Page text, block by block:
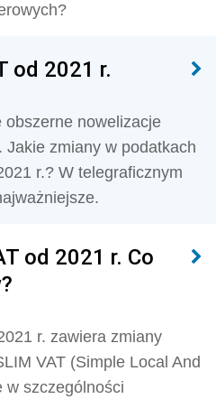
od 2021 r.
obszerne nowelizacje
Jakie zmiany w podatkach
r.? W telegraficznym
od 2021 r. Co
r. zawiera zmiany
VAT (Simple Local And
w szczególności